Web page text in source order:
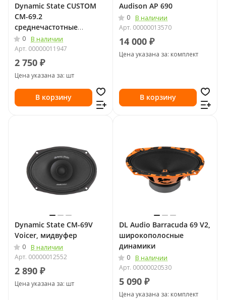
Dynamic State CUSTOM
CM-69.2
среднечастотные
динамики
0
В наличии
Арт. 00000011947
2 750 ₽
Цена указана за: шт
В корзину
Audison AP 690
0
В наличии
Арт. 00000013570
14 000 ₽
Цена указана за: комплект
В корзину
Dynamic State CM-69V
Voicer, мидвуфер
0
В наличии
Арт. 00000012552
2 890 ₽
Цена указана за: шт
DL Audio Barracuda 69 V2,
широкополосные
динамики
0
В наличии
Арт. 00000020530
5 090 ₽
Цена указана за: комплект